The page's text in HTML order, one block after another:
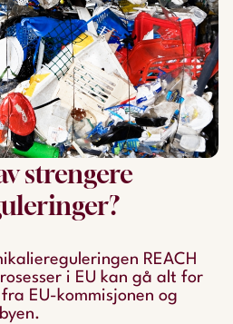
strengere
REACH
i EU kan gå alt for
EU-kommisjonen og